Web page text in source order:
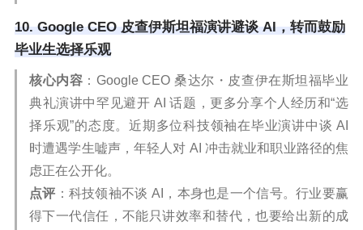
10. Google CEO 皮查伊斯坦福演讲避谈 AI，转而鼓励
毕业生选择乐观
核心内容 ：Google CEO 桑达尔・皮查伊在斯坦福毕业
典礼演讲中罕见避开 AI 话题，更多分享个人经历和“选
择乐观”的态度。近期多位科技领袖在毕业演讲中谈 AI
时遭遇学生嘘声，年轻人对 AI 冲击就业和职业路径的焦
虑正在公开化。
点评 ：科技领袖不谈 AI，本身也是一个信号。行业要赢
得下一代信任，不能只讲效率和替代，也要给出新的成